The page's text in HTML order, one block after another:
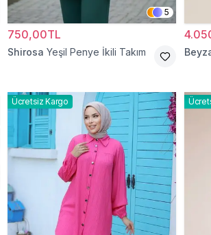
5
750,00TL
Shirosa Yeşil Penye İkili Takım
Ücretsiz Kargo